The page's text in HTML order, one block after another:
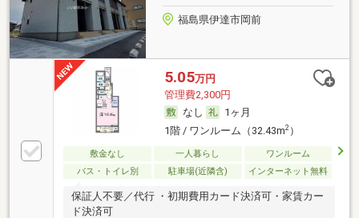
福島県伊達市岡前
5.05万円
管理費2,300円
なし
1ヶ月
1階 / ワンルーム（32.43m2）
敷金なし 一人暮らし
ワンルーム
バス・トイレ別
駐車場(近隣含) インターネット無料
保証人不要／代行 ・初期費用カード決済可・家賃カー
ド決済可